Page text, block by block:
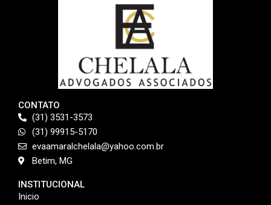
CONTATO
(31) 3531-3573
(31) 99915-5170
evaamaralchelala@yahoo.com.br
Betim, MG
INSTITUCIONAL
Inicio